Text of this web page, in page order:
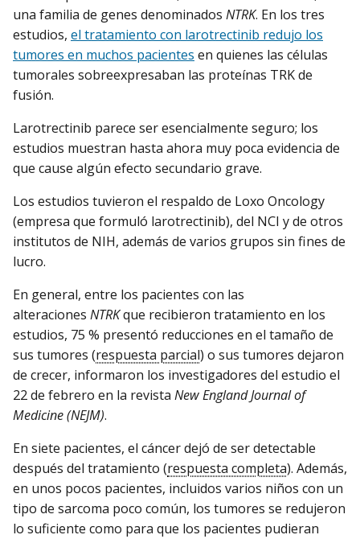
una familia de genes denominados NTRK. En los tres
estudios, el tratamiento con larotrectinib redujo los
tumores en muchos pacientes en quienes las células
tumorales sobreexpresaban las proteínas TRK de
fusión.
Larotrectinib parece ser esencialmente seguro; los
estudios muestran hasta ahora muy poca evidencia de
que cause algún efecto secundario grave.
Los estudios tuvieron el respaldo de Loxo Oncology
(empresa que formuló larotrectinib), del NCI y de otros
institutos de NIH, además de varios grupos sin fines de
lucro.
En general, entre los pacientes con las
alteraciones NTRKque recibieron tratamiento en los
estudios, 75 % presentó reducciones en el tamaño de
sus tumores (respuesta parcial) o sus tumores dejaron
de crecer, informaron los investigadores del estudio el
22 de febrero en la revista New England Journal of
Medicine (NEJM).
En siete pacientes, el cáncer dejó de ser detectable
después del tratamiento (respuesta completa). Además,
en unos pocos pacientes, incluidos varios niños con un
tipo de sarcoma poco común, los tumores se redujeron
lo suficiente como para que los pacientes pudieran